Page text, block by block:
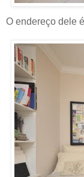
O endereço dele